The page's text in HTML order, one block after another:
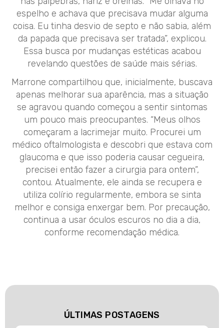
espelho e achava que precisava mudar alguma
coisa. Eu tinha desvio de septo e não sabia, além
da papada que precisava ser tratada”, explicou.
Essa busca por mudanças estéticas acabou
revelando questões de saúde mais sérias.
Marrone compartilhou que, inicialmente, buscava
apenas melhorar sua aparência, mas a situação
se agravou quando começou a sentir sintomas
um pouco mais preocupantes. “Meus olhos
começaram a lacrimejar muito. Procurei um
médico oftalmologista e descobri que estava com
glaucoma e que isso poderia causar cegueira,
precisei então fazer a cirurgia para ontem”,
contou. Atualmente, ele ainda se recupera e
utiliza colírio regularmente, embora se sinta
melhor e consiga enxergar bem. Por precaução,
continua a usar óculos escuros no dia a dia,
conforme recomendação médica.
ÚLTIMAS POSTAGENS